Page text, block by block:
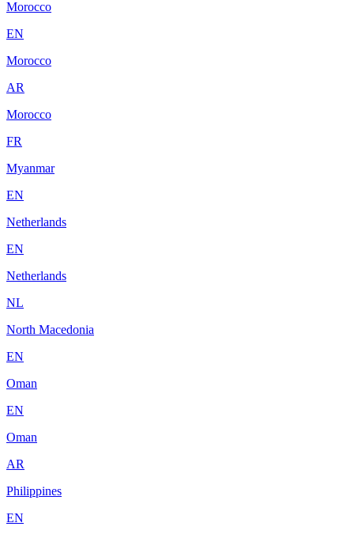
Morocco
EN
Morocco
AR
Morocco
FR
Myanmar
EN
Netherlands
EN
Netherlands
NL
North Macedonia
EN
Oman
EN
Oman
AR
Philippines
EN